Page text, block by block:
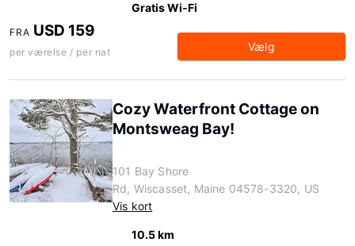
Gratis Wi-Fi
FRA USD 159
per værelse / per nat Vælg
Cozy Waterfront Cottage on
Montsweag Bay!
101 Bay Shore
Rd, Wiscasset, Maine 04578-3320, US
Vis kort
10.5 km